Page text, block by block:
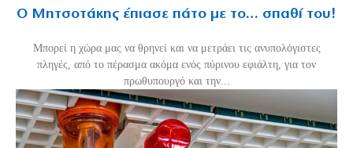
Ο Μητσοτάκης έπιασε πάτο με το… σπαθί του!
Mπορεί η χώρα μας να θρηνεί και να μετράει τις ανυπολόγιστες
πληγές, από το πέρασμα ακόμα ενός πύρινου εφιάλτη, για τον
πρωθυπουργό και την...